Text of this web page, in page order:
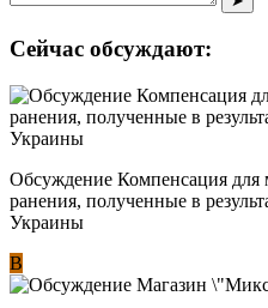
Сейчас обсуждают:
Обсуждение Компенсация
ранения, полученные в
Украины
В